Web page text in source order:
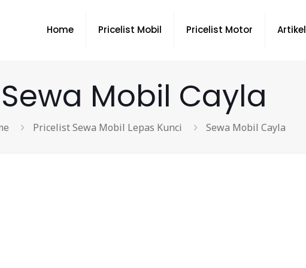
Home Pricelist Mobil Pricelist Motor Artikel
Sewa Mobil Cayla
Pricelist Sewa Mobil Lepas Kunci Sewa Mobil Cayla